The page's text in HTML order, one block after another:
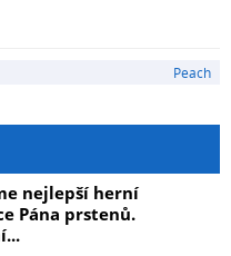
Peach
nejlepší herní
Pána prstenů.